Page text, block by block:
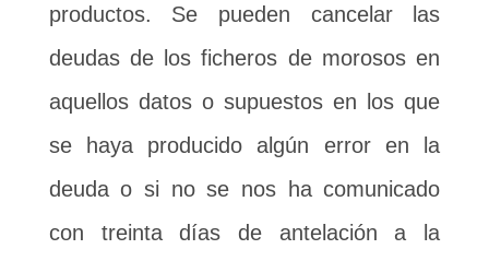
productos. Se pueden cancelar las
deudas de los ficheros de morosos en
aquellos datos o supuestos en los que
se haya producido algún error en la
deuda o si no se nos ha comunicado
con treinta días de antelación a la